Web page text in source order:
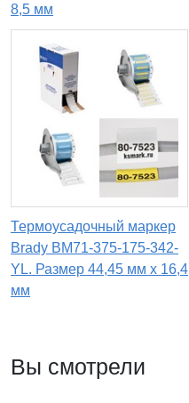
8,5 мм
Термоусадочный маркер
Brady BM71-375-175-342-
YL. Размер 44,45 мм х 16,4
мм
Вы смотрели